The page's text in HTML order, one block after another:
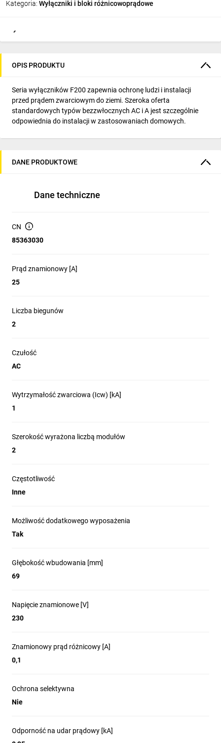
Kategoria: Wyłączniki i bloki różnicowoprądowe
OPIS PRODUKTU
Seria wyłączników F200 zapewnia ochronę ludzi i instalacji
przed prądem zwarciowym do ziemi. Szeroka oferta
standardowych typów bezzwłocznych AC i A jest szczególnie
odpowiednia do instalacji w zastosowaniach domowych.
DANE PRODUKTOWE
Dane techniczne
CN
85363030
Prąd znamionowy [A]
25
Liczba biegunów
2
Czułość
AC
Wytrzymałość zwarciowa (Icw) [kA]
1
Szerokość wyrażona liczbą modułów
2
Częstotliwość
Inne
Możliwość dodatkowego wyposażenia
Tak
Głębokość wbudowania [mm]
69
Napięcie znamionowe [V]
230
Znamionowy prąd różnicowy [A]
0,1
Ochrona selektywna
Nie
Odporność na udar prądowy [kA]